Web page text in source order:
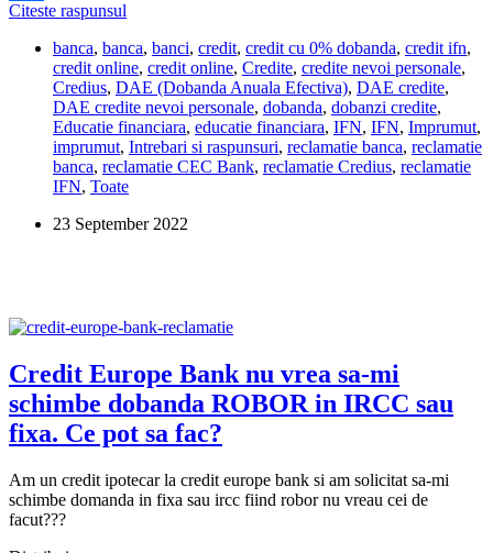
Share
Citeste raspunsul
dobanda
la
un
credit
Credius?
banca, banca, banci, credit, credit cu 0% dobanda, credit ifn,
credit online, credit online, Credite, credite nevoi personale,
Credius, DAE (Dobanda Anuala Efectiva), DAE credite,
DAE credite nevoi personale, dobanda, dobanzi credite,
Educatie financiara, educatie financiara, IFN, IFN, Imprumut,
imprumut, Intrebari si raspunsuri, reclamatie banca, reclamatie
banca, reclamatie CEC Bank, reclamatie Credius, reclamatie
IFN, Toate
23 September 2022
Credit Europe Bank nu vrea sa-mi
schimbe dobanda ROBOR in IRCC sau
fixa. Ce pot sa fac?
Am un credit ipotecar la credit europe bank si am solicitat sa-mi
schimbe domanda in fixa sau ircc fiind robor nu vreau cei de
facut???